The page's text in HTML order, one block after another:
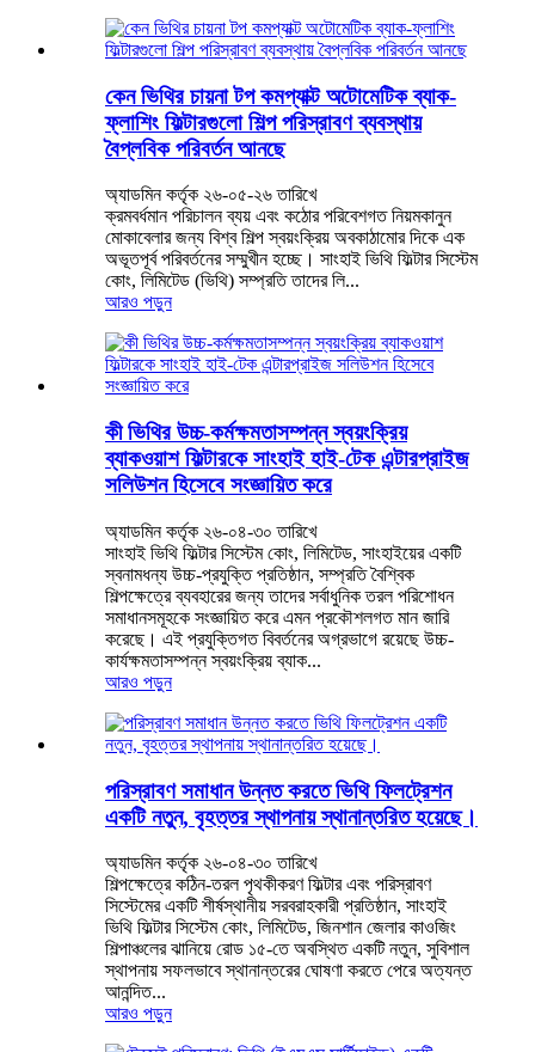
কেন ভিথির চায়না টপ কমপ্যাক্ট অটোমেটিক ব্যাক-
ফ্লাশিং ফিল্টারগুলো শিল্প পরিস্রাবণ ব্যবস্থায়
বৈপ্লবিক পরিবর্তন আনছে
অ্যাডমিন কর্তৃক ২৬-০৫-২৬ তারিখে
ক্রমবর্ধমান পরিচালন ব্যয় এবং কঠোর পরিবেশগত নিয়মকানুন
মোকাবেলার জন্য বিশ্ব শিল্প স্বয়ংক্রিয় অবকাঠামোর দিকে এক
অভূতপূর্ব পরিবর্তনের সম্মুখীন হচ্ছে। সাংহাই ভিথি ফিল্টার সিস্টেম
কোং, লিমিটেড (ভিথি) সম্প্রতি তাদের লি...
আরও পড়ুন
কী ভিথির উচ্চ-কর্মক্ষমতাসম্পন্ন স্বয়ংক্রিয়
ব্যাকওয়াশ ফিল্টারকে সাংহাই হাই-টেক এন্টারপ্রাইজ
সলিউশন হিসেবে সংজ্ঞায়িত করে
অ্যাডমিন কর্তৃক ২৬-০৪-৩০ তারিখে
সাংহাই ভিথি ফিল্টার সিস্টেম কোং, লিমিটেড, সাংহাইয়ের একটি
স্বনামধন্য উচ্চ-প্রযুক্তি প্রতিষ্ঠান, সম্প্রতি বৈশ্বিক
শিল্পক্ষেত্রে ব্যবহারের জন্য তাদের সর্বাধুনিক তরল পরিশোধন
সমাধানসমূহকে সংজ্ঞায়িত করে এমন প্রকৌশলগত মান জারি
করেছে। এই প্রযুক্তিগত বিবর্তনের অগ্রভাগে রয়েছে উচ্চ-
কার্যক্ষমতাসম্পন্ন স্বয়ংক্রিয় ব্যাক...
আরও পড়ুন
পরিস্রাবণ সমাধান উন্নত করতে ভিথি ফিলট্রেশন
একটি নতুন, বৃহত্তর স্থাপনায় স্থানান্তরিত হয়েছে।
অ্যাডমিন কর্তৃক ২৬-০৪-৩০ তারিখে
শিল্পক্ষেত্রে কঠিন-তরল পৃথকীকরণ ফিল্টার এবং পরিস্রাবণ
সিস্টেমের একটি শীর্ষস্থানীয় সরবরাহকারী প্রতিষ্ঠান, সাংহাই
ভিথি ফিল্টার সিস্টেম কোং, লিমিটেড, জিনশান জেলার কাওজিং
শিল্পাঞ্চলের ঝানিয়ে রোড ১৫-তে অবস্থিত একটি নতুন, সুবিশাল
স্থাপনায় সফলভাবে স্থানান্তরের ঘোষণা করতে পেরে অত্যন্ত
আনন্দিত...
আরও পড়ুন